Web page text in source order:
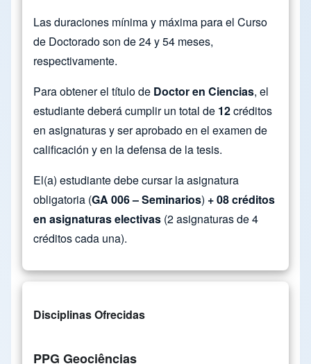
Las duraciones mínima y máxima para el Curso
de Doctorado son de 24 y 54 meses,
respectivamente.
Para obtener el título de Doctor en Ciencias, el
estudiante deberá cumplir un total de 12créditos
en asignaturas y ser aprobado en el examen de
calificación y en la defensa de la tesis.
El(a) estudiante debe cursar la asignatura
obligatoria (GA 006 – Seminarios) + 08 créditos
en asignaturas electivas (2 asignaturas de 4
créditos cada una).
Disciplinas Ofrecidas
PPG Geociências